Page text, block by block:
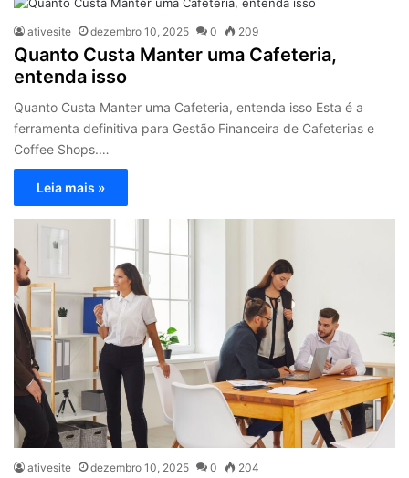
ativesite dezembro 10, 2025 0 209
Quanto Custa Manter uma Cafeteria,
entenda isso
Quanto Custa Manter uma Cafeteria, entenda isso Esta é a
ferramenta definitiva para Gestão Financeira de Cafeterias e
Coffee Shops.…
Leia mais »
ativesite dezembro 10, 2025 0 204